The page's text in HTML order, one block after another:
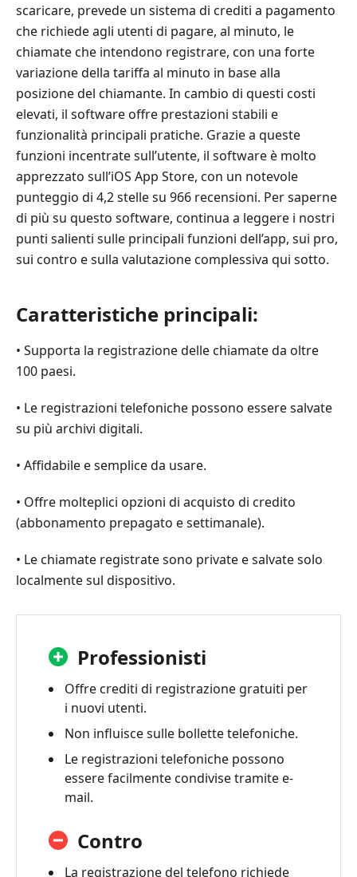
-
Revisione
delle
chiamate
interne
Parte
4.
Migliore
alternativa
al
Call
Recorder
-
Parte
5.
Domande
sul
Call
-
Call
Review
scaricare, prevede un sistema di crediti a pagamento
che richiede agli utenti di pagare, al minuto, le
chiamate che intendono registrare, con una forte
variazione della tariffa al minuto in base alla
posizione del chiamante. In cambio di questi costi
elevati, il software offre prestazioni stabili e
funzionalità principali pratiche. Grazie a queste
funzioni incentrate sull’utente, il software è molto
apprezzato sull’iOS App Store, con un notevole
punteggio di 4,2 stelle su 966 recensioni. Per saperne
di più su questo software, continua a leggere i nostri
punti salienti sulle principali funzioni dell’app, sui pro,
sui contro e sulla valutazione complessiva qui sotto.
Caratteristiche principali:
• Supporta la registrazione delle chiamate da oltre
100 paesi.
• Le registrazioni telefoniche possono essere salvate
su più archivi digitali.
• Affidabile e semplice da usare.
• Offre molteplici opzioni di acquisto di credito
(abbonamento prepagato e settimanale).
• Le chiamate registrate sono private e salvate solo
localmente sul dispositivo.
Professionisti
Offre crediti di registrazione gratuiti per
i nuovi utenti.
Non influisce sulle bollette telefoniche.
Le registrazioni telefoniche possono
essere facilmente condivise tramite e-
mail.
Contro
La registrazione del telefono richiede